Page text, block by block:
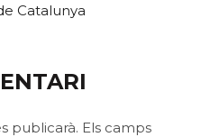
Catalunya
publicarà. Els camps